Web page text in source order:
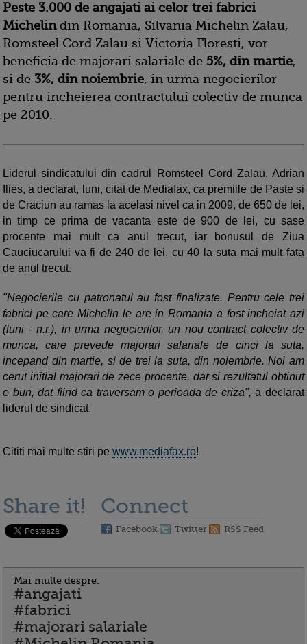
Peste 3.000 de angajati ai celor trei fabrici
Michelin din Romania, Silvania Michelin Zalau,
Romsteel Cord Zalau si Victoria Floresti, vor
beneficia de majorari salariale de 5%, din martie,
si de 3%, din noiembrie, in urma negocierilor
pentru incheierea contractului colectiv de munca
pe 2010.
Liderul sindicatului din cadrul Romsteel Cord Zalau, Adrian
Ilies, a declarat, luni, citat de Mediafax, ca premiile de Paste si
de Craciun au ramas la acelasi nivel ca in 2009, de 650 de lei,
in timp ce prima de vacanta este de 900 de lei, cu sase
procente mai mult ca anul trecut, iar bonusul de Ziua
Cauciucarului va fi de 240 de lei, cu 40 la suta mai mult fata
de anul trecut.
"Negocierile cu patronatul au fost finalizate. Pentru cele trei
fabrici pe care Michelin le are in Romania a fost incheiat azi
(luni - n.r.), in urma negocierilor, un nou contract colectiv de
munca, care prevede majorari salariale de cinci la suta,
incepand din martie, si de trei la suta, din noiembrie. Noi am
cerut initial majorari de zece procente, dar si rezultatul obtinut
e bun, dat fiind ca traversam o perioada de criza",a declarat
liderul de sindicat.
Cititi mai multe stiri pe www.mediafax.ro!
Share it! Connect
Facebook Twitter RSS Feed
Mai multe despre:
#angajati
#fabrici
#majorari salariale